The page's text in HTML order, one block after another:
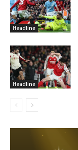
Headline
Headline